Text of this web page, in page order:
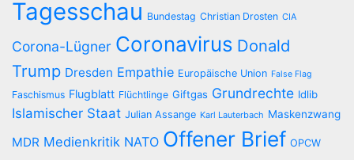
Tagesschau Bundestag Christian Drosten CIA
Corona-Lügner Coronavirus Donald
Trump Dresden Empathie Europäische Union False Flag
Faschismus Flugblatt Flüchtlinge Giftgas Grundrechte Idlib
Islamischer Staat Julian Assange Karl Lauterbach Maskenzwang
MDR Medienkritik NATO Offener Brief OPCW